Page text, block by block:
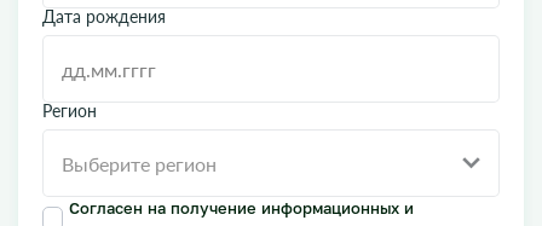
Дата рождения
Регион
Согласен на получение информационных и